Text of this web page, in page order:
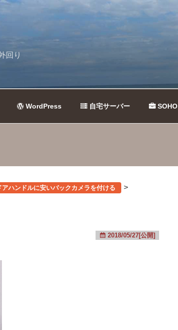
回り
WordPress 自宅サーバー SOHO
ハンドルに安いバックカメラを付ける >
2018/05/27[公開]